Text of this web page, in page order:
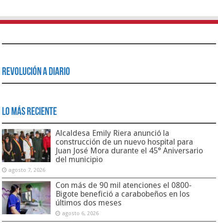
Revolución a Diario
Lo Más Reciente
Alcaldesa Emily Riera anunció la
construcción de un nuevo hospital para
Juan José Mora durante el 45° Aniversario
del municipio
agosto 7, 2026
Con más de 90 mil atenciones el 0800-
Bigote benefició a carabobeños en los
últimos dos meses
agosto 6, 2026